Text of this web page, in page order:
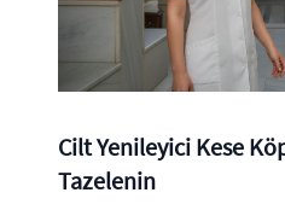
Cilt Yenileyici Kese
Tazelenin